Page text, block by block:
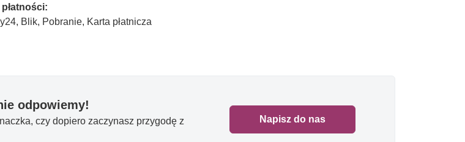
Blik, Pobranie, Karta płatnicza
odpowiemy!
czy dopiero zaczynasz przygodę z
Napisz do nas